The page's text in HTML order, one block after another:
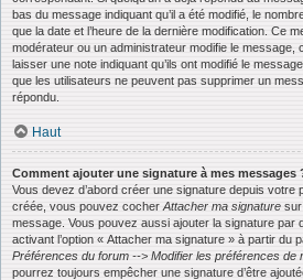
bas du message indiquant qu’il a été modifié, le
que la date et l’heure de la dernière modification. Ce
modérateur ou un administrateur modifie le message,
laisser une note indiquant qu’ils ont modifié le
que les utilisateurs ne peuvent pas supprimer un
répondu.
Haut
Comment ajouter une signature à mes messages
Vous devez d’abord créer une signature depuis votre
créée, vous pouvez cocher Attacher ma signature sur
message. Vous pouvez aussi ajouter la signature par
activant l’option « Attacher ma signature » à partir du
Préférences du forum --> Modifier les préférences de
pourrez toujours empêcher une signature d’être